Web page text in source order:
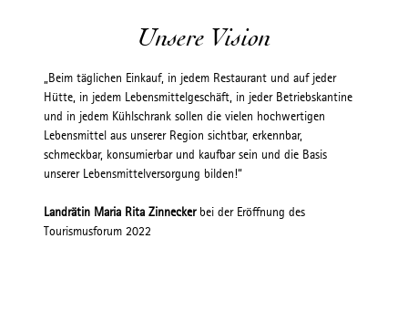
Unsere Vision
„Beim täglichen Einkauf, in jedem Restaurant und auf jeder
Hütte, in jedem Lebensmittelgeschäft, in jeder Betriebskantine
und in jedem Kühlschrank sollen die vielen hochwertigen
Lebensmittel aus unserer Region sichtbar, erkennbar,
schmeckbar, konsumierbar und kaufbar sein und die Basis
unserer Lebensmittelversorgung bilden!“
Landrätin Maria Rita Zinneckerbei der Eröffnung des
Tourismusforum 2022